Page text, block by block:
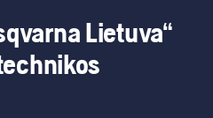
Lietuva“